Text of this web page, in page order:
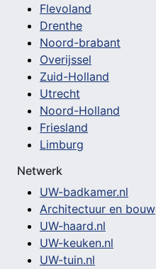
Flevoland
Drenthe
Noord-brabant
Overijssel
Zuid-Holland
Utrecht
Noord-Holland
Friesland
Limburg
Netwerk
UW-badkamer.nl
Architectuur en bouw
UW-haard.nl
UW-keuken.nl
UW-tuin.nl